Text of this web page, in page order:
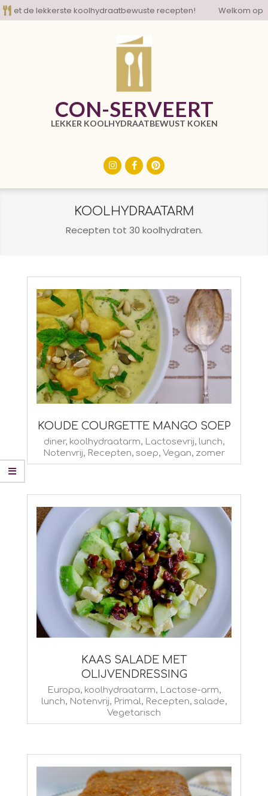
Skip
to
de lekkerste koolhydraatbewuste recepten! Welkom op
CON-SERVEERT
LEKKER KOOLHYDRAATBEWUST KOKEN
KOOLHYDRAATARM
Recepten tot 30 koolhydraten.
KOUDE COURGETTE MANGO SOEP
2026-
08-
diner, koolhydraatarm, Lactosevrij, lunch,
Notenvrij, Recepten, soep, Vegan, zomer
KAAS SALADE MET
OLIJVENDRESSING
2026-
07-
Europa, koolhydraatarm, Lactose-arm,
lunch, Notenvrij, Primal, Recepten, salade,
Vegetarisch